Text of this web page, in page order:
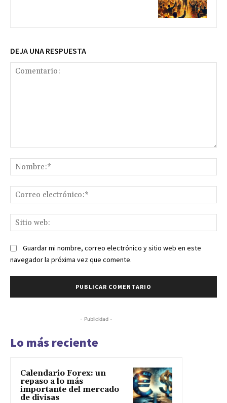
DEJA UNA RESPUESTA
Guardar mi nombre, correo electrónico y sitio web en este
navegador la próxima vez que comente.
- Publicidad -
Lo más reciente
Calendario Forex: un
repaso a lo más
importante del mercado
de divisas